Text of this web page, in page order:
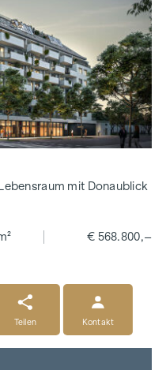
mit Donaublick
€ 568.800,–
Teilen
Kontakt